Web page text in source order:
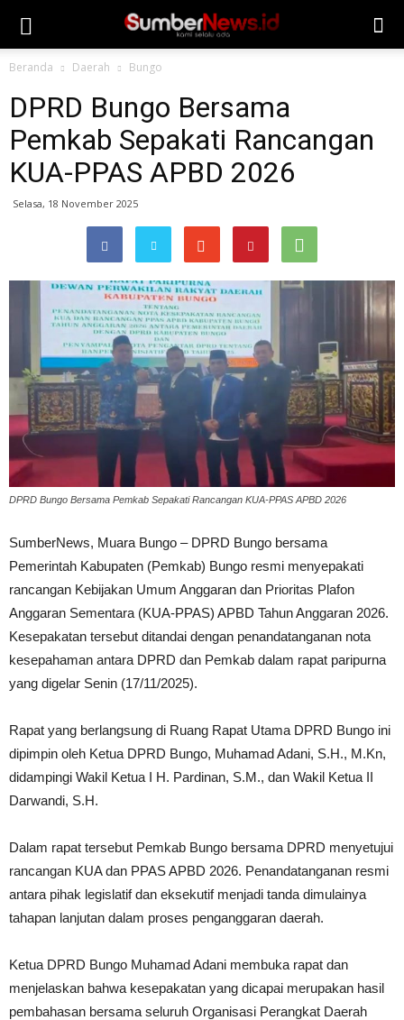
Beranda Daerah Bungo
DPRD Bungo Bersama
Pemkab Sepakati Rancangan
KUA-PPAS APBD 2026
Selasa, 18 November 2025
DPRD Bungo Bersama Pemkab Sepakati Rancangan KUA-PPAS APBD 2026
SumberNews, Muara Bungo – DPRD Bungo bersama
Pemerintah Kabupaten (Pemkab) Bungo resmi menyepakati
rancangan Kebijakan Umum Anggaran dan Prioritas Plafon
Anggaran Sementara (KUA-PPAS) APBD Tahun Anggaran 2026.
Kesepakatan tersebut ditandai dengan penandatanganan nota
kesepahaman antara DPRD dan Pemkab dalam rapat paripurna
yang digelar Senin (17/11/2025).
Rapat yang berlangsung di Ruang Rapat Utama DPRD Bungo ini
dipimpin oleh Ketua DPRD Bungo, Muhamad Adani, S.H., M.Kn,
didampingi Wakil Ketua I H. Pardinan, S.M., dan Wakil Ketua II
Darwandi, S.H.
Dalam rapat tersebut Pemkab Bungo bersama DPRD menyetujui
rancangan KUA dan PPAS APBD 2026. Penandatanganan resmi
antara pihak legislatif dan eksekutif menjadi tanda dimulainya
tahapan lanjutan dalam proses penganggaran daerah.
Ketua DPRD Bungo Muhamad Adani membuka rapat dan
menjelaskan bahwa kesepakatan yang dicapai merupakan hasil
pembahasan bersama seluruh Organisasi Perangkat Daerah